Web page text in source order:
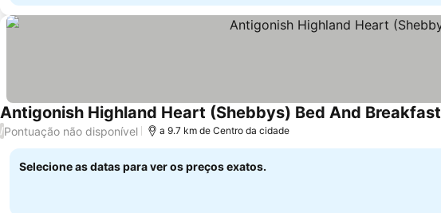
Antigonish Highland Heart (Shebbys) Bed And Breakfast
/Pontuação não disponível a 9.7 km de Centro da cidade
Selecione as datas para ver os preços exatos.